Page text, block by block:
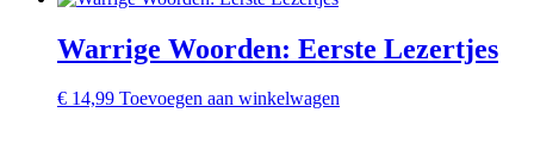
Warrige Woorden: Eerste Lezertjes
€ 14,99 Toevoegen aan winkelwagen